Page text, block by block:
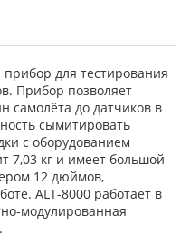
прибор для тестирования
Прибор позволяет
самолёта до датчиков в
сымитировать
с оборудованием
7,03 кг и имеет большой
12 дюймов,
ALT-8000 работает в
модулированная